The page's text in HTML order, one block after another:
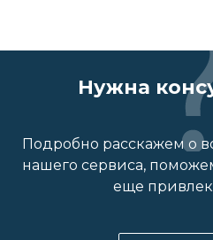
Нужна
Подробно расскажем о
нашего сервиса,
еще